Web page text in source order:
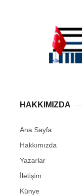
HAKKIMIZDA
Ana Sayfa
Hakkımızda
Yazarlar
İletişim
Künye